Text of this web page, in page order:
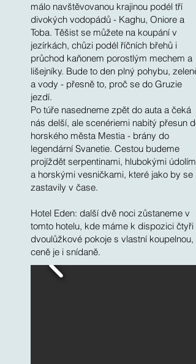
málo navštěvovanou krajinou podél tří
divokých vodopádů - Kaghu, Oniore a
Toba. Těšist se můžete na koupání v
jezírkách, chůzi podél říčních břehů i
průchod kaňonem porostlým mechem a
lišejníky. Bude to den plný pohybu, zeleně
a vody - přesně to, proč se do Gruzie
jezdí.
Po túře nasedneme zpět do auta a čeká
nás delší, ale scenériemi nabitý přesun do
horského města Mestia - brány do
legendární Svanetie. Cestou budeme
projíždět serpentinami, hlubokými údolími
a horskými vesničkami, které jako by se
zastavily v čase.
​Hotel Eden: další dvě noci zůstaneme v
tomto hotelu, kde máme k dispozici čtyři
dvoulůžkové pokoje s vlastní koupelnou, v
ceně je i snídaně.